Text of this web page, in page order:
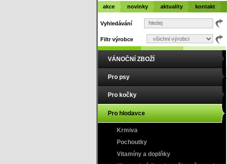
Vyhledávání
Filtr výrobce
VÁNOČNÍ ZBOŽÍ
Pro psy
Pro kočky
Pro hlodavce
Krmiva
Pochoutky
Vitamíny a doplňky
akce novinky aktuality kontakt